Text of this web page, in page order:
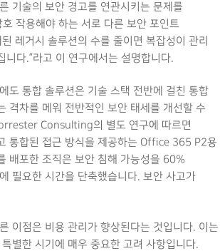
기술의 보안 경고를 연관시키는 문제를
호 작용해야 하는 서로 다른 보안 포인트
레거시 솔루션의 수를 줄이면 복잡성이 관리
니다.”라고 이 연구에서는 설명합니다.
도 통합 솔루션은 기술 스택 전반에 걸친 통합
격차를 메워 전반적인 보안 태세를 개선할 수
Consulting의 별도 연구에 따르면
통합된 접근 방식을 제공하는 Office 365 P2용
포한 조직은 보안 침해 가능성을 60%
필요한 시간을 단축했습니다. 보안 사고가
이점은 비용 관리가 향상된다는 것입니다. 이는
별한 시기에 매우 중요한 고려 사항입니다.